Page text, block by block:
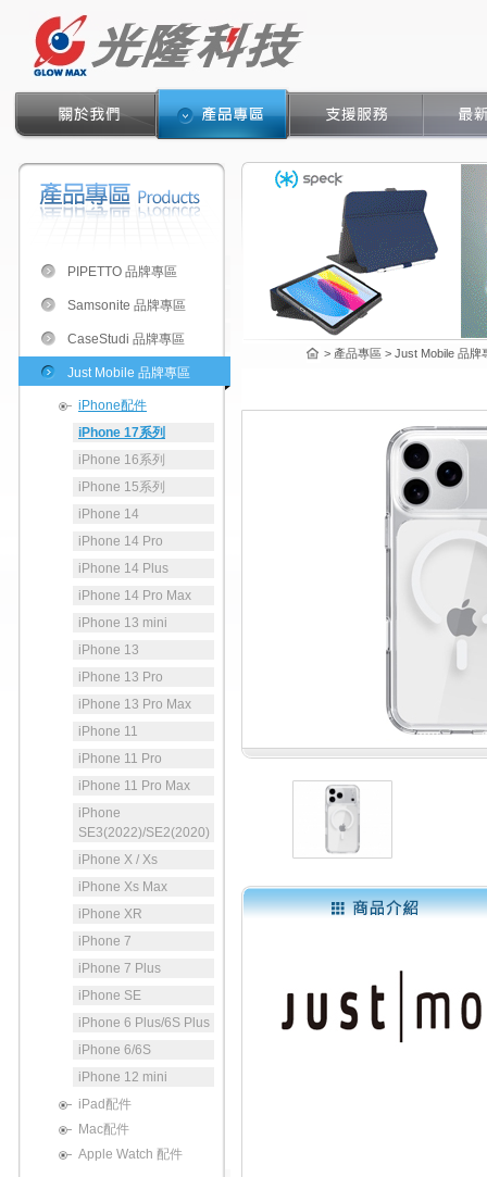
PIPETTO 品牌專區
Samsonite 品牌專區
CaseStudi 品牌專區
Just Mobile 品牌專區
iPhone配件
iPhone 17系列
iPhone 16系列
iPhone 15系列
iPhone 14
iPhone 14 Pro
iPhone 14 Plus
iPhone 14 Pro Max
iPhone 13 mini
iPhone 13
iPhone 13 Pro
iPhone 13 Pro Max
iPhone 11
iPhone 11 Pro
iPhone 11 Pro Max
iPhone
SE3(2022)/SE2(2020)
iPhone X / Xs
iPhone Xs Max
iPhone XR
iPhone 7
iPhone 7 Plus
iPhone SE
iPhone 6 Plus/6S Plus
iPhone 6/6S
iPhone 12 mini
iPad配件
Mac配件
Apple Watch 配件
> 產品專區 > Just Mobile 品